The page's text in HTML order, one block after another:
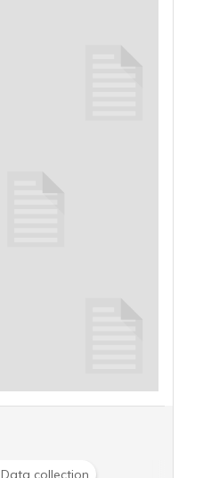
Data collection